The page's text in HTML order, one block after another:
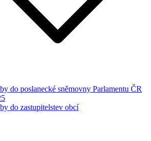
do poslanecké sněmovny Parlamentu ČR
do zastupitelstev obcí